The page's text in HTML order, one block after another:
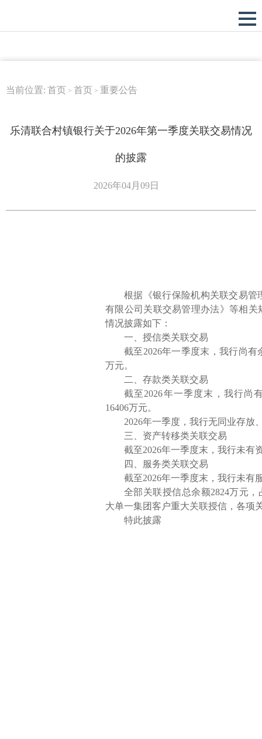
当前位置: 首页 > 首页 > 重要公告
乐清联合村镇银行关于2026年第一季度关联交易情况
的披露
2026年04月09日
根据《银行保险机构关联交易
有限公司关联交易管理办法》等相关
情况披露如下：
一、授信类关联交易
截至2026年一季度末，我行尚有
万元。
二、存款类关联交易
截至2026年一季度末，我行尚
16406万元。
2026年一季度，我行无同业存放
三、资产转移类关联交易
截至2026年一季度末，我行未有
四、服务类关联交易
截至2026年一季度末，我行未有
全部关联授信总余额2824万元
大单一集团客户重大关联授信，各项
特此披露